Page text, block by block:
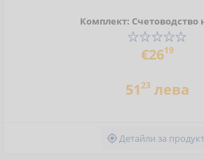
Комплект: Счетоводство
€2619
5123лева
Детайли за